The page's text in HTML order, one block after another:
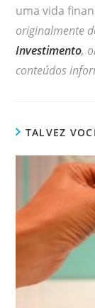
uma vida
originalmente
Investimento,
conteúdos
TALVEZ